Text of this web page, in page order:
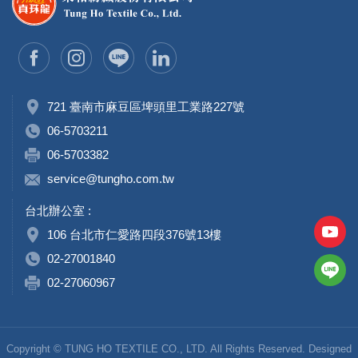
721 臺南市麻豆區埤頭里工業路227號
06-5703211
06-5703382
service@tungho.com.tw
台北辦公室 :
106 台北市仁愛路四段376號13樓
02-27001840
02-27060967
Copyright © TUNG HO TEXTILE CO., LTD. All Rights Reserved. Designed